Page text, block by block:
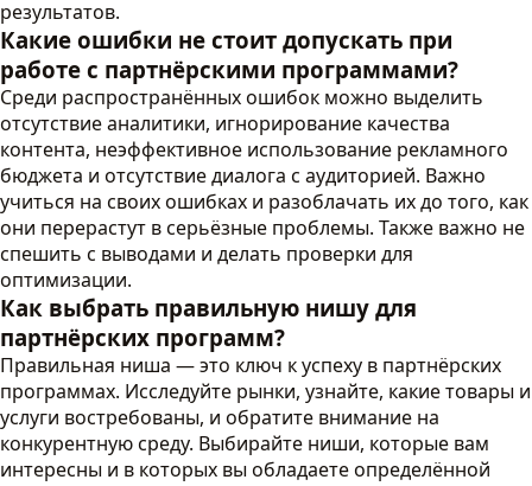
результатов.
Какие ошибки не стоит допускать при
работе с партнёрскими программами?
Среди распространённых ошибок можно выделить
отсутствие аналитики, игнорирование качества
контента, неэффективное использование рекламного
бюджета и отсутствие диалога с аудиторией. Важно
учиться на своих ошибках и разоблачать их до того, как
они перерастут в серьёзные проблемы. Также важно не
спешить с выводами и делать проверки для
оптимизации.
Как выбрать правильную нишу для
партнёрских программ?
Правильная ниша — это ключ к успеху в партнёрских
программах. Исследуйте рынки, узнайте, какие товары и
услуги востребованы, и обратите внимание на
конкурентную среду. Выбирайте ниши, которые вам
интересны и в которых вы обладаете определённой